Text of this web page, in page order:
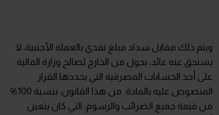
ويتم ذلك مقابل سداد مبلغ نقدي بالعملة الأجنبية، لا
يستحق عنه عائد، يحول من الخارج لصالح وزارة المالية
على أحد الحسابات المصرفية التي يحددها القرار
المنصوص عليه بالمادة من هذا القانون، بنسبة 100%
من قيمة جميع الضرائب والرسوم، التي كان يتعين